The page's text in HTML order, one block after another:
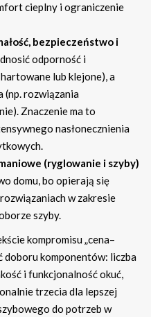
cieplny i ograniczenie
bezpieczeństwo i
odporność i
lub klejone), a
rozwiązania
Znaczenie ma to
nasłonecznienia
(ryglowanie i szyby)
domu, bo opierają się
w zakresie
szyby.
kompromisu „cena–
doboru komponentów: liczba
i funkcjonalność okuć,
trzecia dla lepszej
do potrzeb w